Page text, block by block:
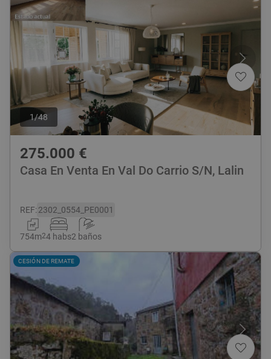
1/48
275.000 €
Casa En Venta En Val Do Carrio S/N, Lalin
REF:2302_0554_PE0001
754m24 habs2 baños
CESIÓN DE REMATE